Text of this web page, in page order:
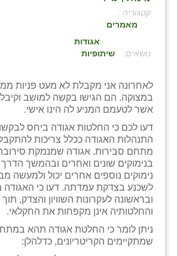
קטגוריה :
מאמרים
:
אגודות
שיתופיות
לאחרונה אני מקבלת לא מעט פניות
במצוקה. הם הגישו בקשה למושב
אשר לטעמם המניע לה הינו אישי.
דעו לכם כי החלטות אגודה ביחס
התנהלות האגודה ככלל צריכות
מתחם סבירות. אגודה שמנמקת
בנימוקים שונים ואחרים ובהמשך
נימוקים נוספים אחרים יכול ולמעשה
לשכנע בצדקת עמדתה. דעו כי האגודה
ובראשונה לעקרונות השוויון והצדק,
והחלטותיה אינן מקפחות את החקלאי.
ניתן לומר כי החלטת אגודה תהא
שמתקיימים הקריטריונים, כדלהלן:
בני ציון
ֿגבעת שפירא
גן הדרום
גן השומרון
גני עם
גני יהודה
גנות
ורד יריחו